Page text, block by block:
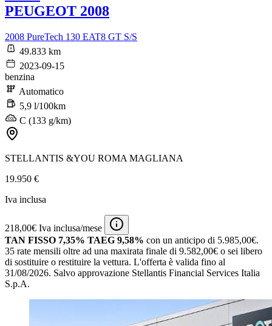
PEUGEOT 2008
2008 PureTech 130 EAT8 GT S/S
49.833 km
2023-09-15
benzina
Automatico
5,9 l/100km
C (133 g/km)
STELLANTIS &YOU ROMA MAGLIANA
19.950 €
Iva inclusa
218,00€ Iva inclusa/mese
TAN FISSO 7,35% TAEG 9,58% con un anticipo di 5.985,00€.
35 rate mensili oltre ad una maxirata finale di 9.582,00€ o sei libero
di sostituire o restituire la vettura. L'offerta è valida fino al
31/08/2026. Salvo approvazione Stellantis Financial Services Italia
S.p.A.